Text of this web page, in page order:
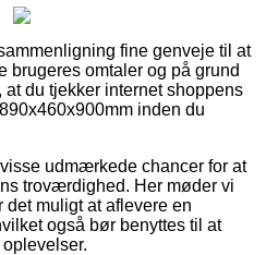
fine genveje til at
brugeres omtaler og på grund
du tjekker internet shoppens
inden du
udmærkede chancer for at
troværdighed. Her møder vi
muligt at aflevere en
også bør benyttes til at